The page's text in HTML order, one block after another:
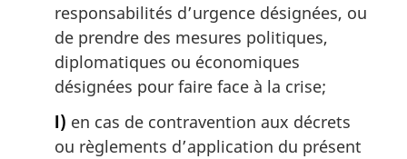
responsabilités d’urgence désignées, ou
de prendre des mesures politiques,
diplomatiques ou économiques
désignées pour faire face à la crise;
l) en cas de contravention aux décrets
ou règlements d’application du présent